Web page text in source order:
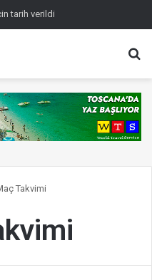
tarih verildi
Takvimi